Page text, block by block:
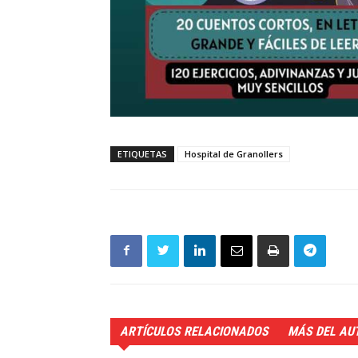
ETIQUETAS Hospital de Granollers
ARTÍCULOS RELACIONADOS MÁS DEL